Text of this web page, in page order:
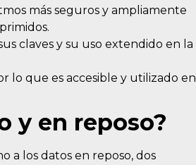
más seguros y ampliamente
claves y su uso extendido en la
lo que es accesible y utilizado en
y en reposo?
a los datos en reposo, dos